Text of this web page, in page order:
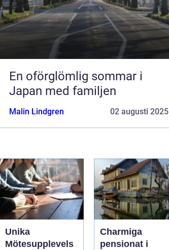
En oförglömlig sommar i
Japan med familjen
Malin Lindgren 02 augusti 2025
Unika
Mötesupplevels
Charmiga
pensionat i